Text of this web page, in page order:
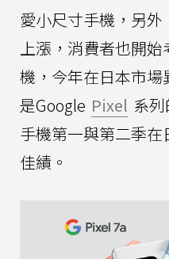
愛小尺寸手機，另
上漲，消費者也開
機，今年在日本市
是Google Pixel 系
手機第一與第二季
佳績。